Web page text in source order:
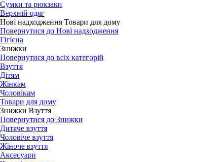
Сумки та рюкзаки
Верхній одяг
Нові надходження Товари для дому
Повернутися до Нові надходження
Гігієна
Знижки
Повернутися до всіх категорій
Взуття
Дітям
Жінкам
Чоловікам
Товари для дому
Знижки Взуття
Повернутися до Знижки
Дитяче взуття
Чоловіче взуття
Жіноче взуття
Аксесуари